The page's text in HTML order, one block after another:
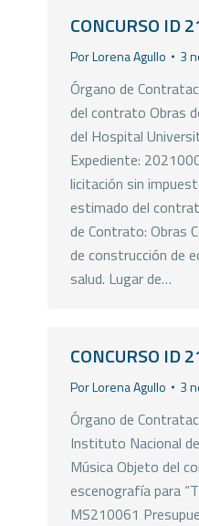
CONCURSO ID
PorLorena Agullo 3
Órgano de
del contrato Obras
del Hospital
Expediente:
licitación sin
estimado del
de Contrato: Obras
de construcción de
salud. Lugar de…
CONCURSO ID
PorLorena Agullo 3
Órgano de
Instituto Nacional
Música Objeto del
escenografía para
MS210061